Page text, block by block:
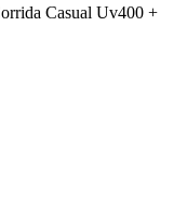
Casual Uv400 +